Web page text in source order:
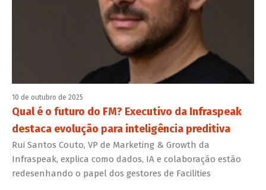
10 de outubro de 2025
Qual é o futuro do FM? Executivo da Infraspeak
destaca evolução para inteligência preditiva
Rui Santos Couto, VP de Marketing & Growth da
Infraspeak, explica como dados, IA e colaboração estão
redesenhando o papel dos gestores de Facilities